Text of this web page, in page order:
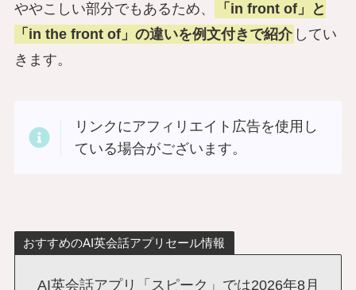
ややこしい部分でもあるため、
「in front of」と
「in the front of」の違いを例文付きで紹介 してい
きます。
リンクにアフィリエイト広告を使用し
ている場合がございます。
おすすめのAI英会話アプリセール情報
AI英会話アプリ「スピーク」では2026年8月